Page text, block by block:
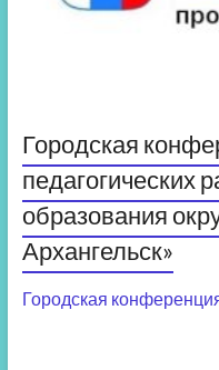
Городская
педагогических
образования
Архангельск»
Городская